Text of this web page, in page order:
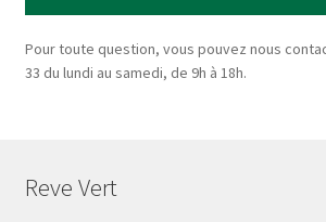
Pour toute question, vous pouvez nous
33 du lundi au samedi, de 9h à 18h.
Reve Vert